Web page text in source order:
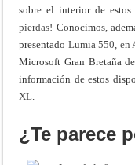
sobre el interior de
pierdas! Conocimos,
presentado Lumia 550, en
Microsoft Gran Bretaña
información de estos
XL.
¿Te parece